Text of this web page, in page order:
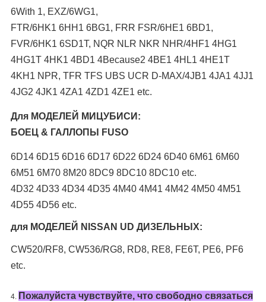
6With 1, EXZ/6WG1,
FTR/6HK1 6HH1 6BG1, FRR FSR/6HE1 6BD1,
FVR/6HK1 6SD1T, NQR NLR NKR NHR/4HF1 4HG1
4HG1T 4HK1 4BD1 4Because2 4BE1 4HL1 4HE1T
4KH1 NPR, TFR TFS UBS UCR D-MAX/4JB1 4JA1 4JJ1
4JG2 4JK1 4ZA1 4ZD1 4ZE1 etc.
Для МОДЕЛЕЙ МИЦУБИСИ:
БОЕЦ & ГАЛЛОПЫ FUSO
6D14 6D15 6D16 6D17 6D22 6D24 6D40 6M61 6M60
6M51 6M70 8M20 8DC9 8DC10 8DC10 etc.
4D32 4D33 4D34 4D35 4M40 4M41 4M42 4M50 4M51
4D55 4D56 etc.
для МОДЕЛЕЙ NISSAN UD ДИЗЕЛЬНЫХ:
CW520/RF8, CW536/RG8, RD8, RE8, FE6T, PE6, PF6
etc.
4. Пожалуйста чувствуйте, что свободно связаться